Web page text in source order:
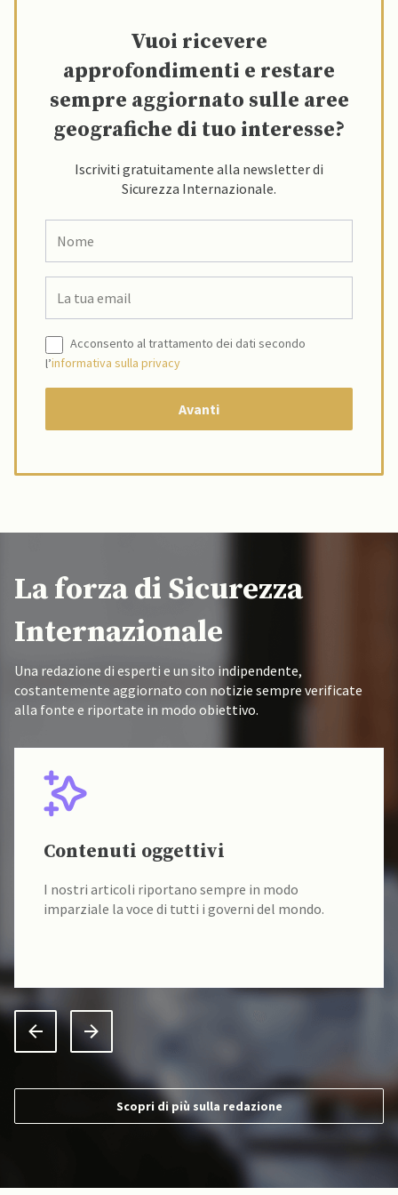
Vuoi ricevere
approfondimenti e restare
sempre aggiornato sulle aree
geografiche di tuo interesse?
Iscriviti gratuitamente alla newsletter di
Sicurezza Internazionale.
Acconsento al trattamento dei dati secondo
l’informativa sulla privacy
La forza di Sicurezza
Internazionale
Una redazione di esperti e un sito indipendente,
costantemente aggiornato con notizie sempre verificate
alla fonte e riportate in modo obiettivo.
Contenuti oggettivi
I nostri articoli riportano sempre in modo
imparziale la voce di tutti i governi del mondo.
Scopri di più sulla redazione